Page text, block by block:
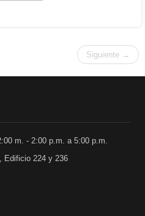
Siguiente →
m. - 2:00 p.m. a 5:00 p.m.
Edificio 224 y 236